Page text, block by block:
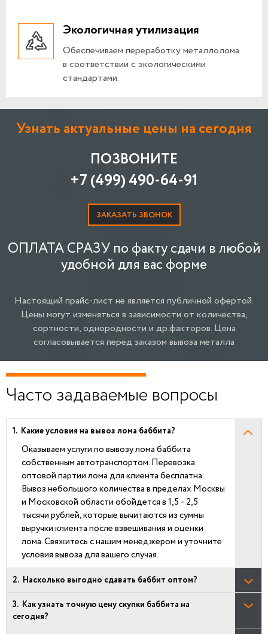
Экологичная утилизация
Обеспечиваем переработку металлолома
в соответствии с экологическими
стандартами.
Узнать актуальные цены на сегодня
ПОЗВОНИТЕ
+7 (499) 490-64-91
ЗАКАЗАТЬ ЗВОНОК
ОПЛАТА СРАЗУ по факту сдачи в любой
удобной для вас форме
Настоящий прайс-лист не является публичной офертой.
Цены могут изменяться в зависимости от количества,
сортности, однородности и др.факторов. Цена
согласовывается перед заказом вывоза металла
Часто задаваемые вопросы
Какие условия на вывоз лома баббита?
Оказываем услуги по вывозу лома баббита
собственным автотранспортом. Перевозка
оптовой партии лома для клиента бесплатна.
Вывоз небольшого количества в пределах Москвы
и Московской области обойдется в 1,5 – 2,5
тысячи рублей, которые вычитаются из суммы
выручки клиента после взвешивания и оценки
лома. Свяжитесь с нашим менеджером и уточните
условия вывоза для вашего случая.
Насколько выгодно сдавать баббит оптом?
Как узнать точную цену скупки баббита на
сегодня?